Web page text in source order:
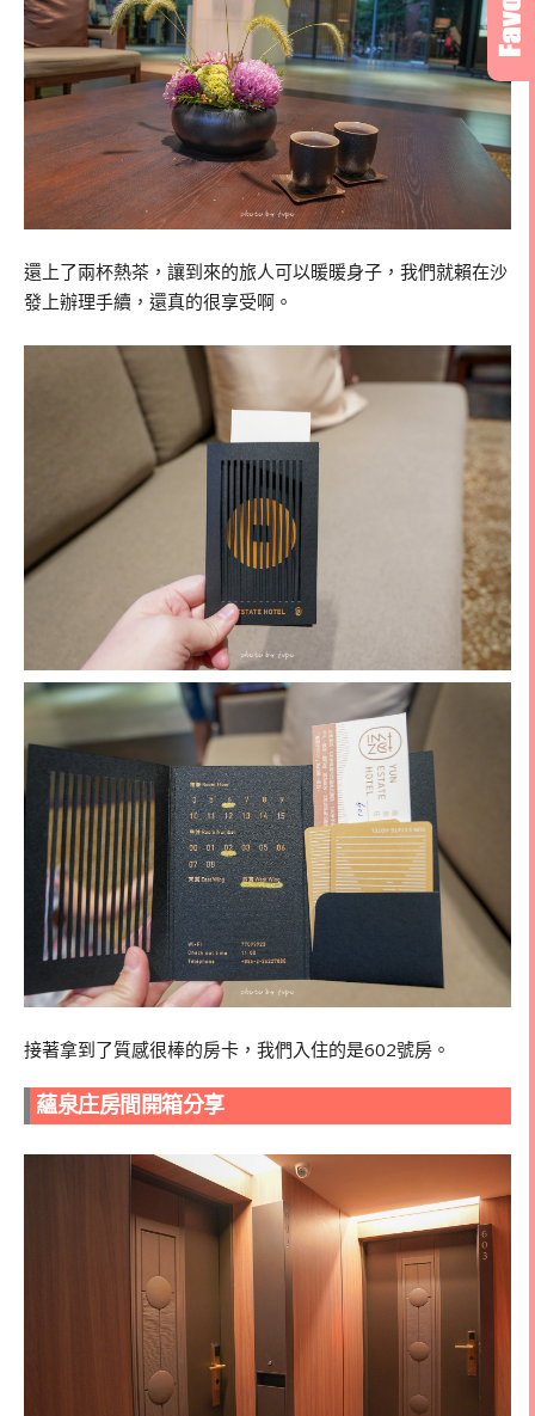
還上了兩杯熱茶，讓到來的旅人可以暖暖身子，我們就賴在沙
發上辦理手續，還真的很享受啊。
接著拿到了質感很棒的房卡，我們入住的是602號房。
蘊泉庄房間開箱分享